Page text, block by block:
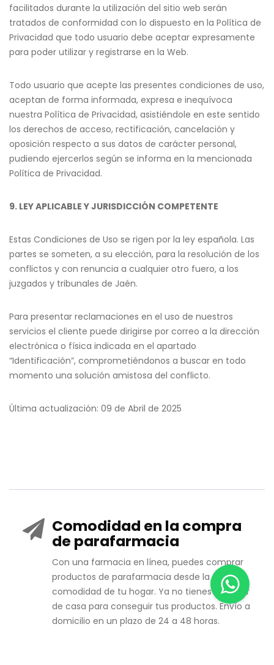
facilitados durante la utilización del sitio web serán
tratados de conformidad con lo dispuesto en la Política de
Privacidad que todo usuario debe aceptar expresamente
para poder utilizar y registrarse en la Web.
Todo usuario que acepte las presentes condiciones de uso,
aceptan de forma informada, expresa e inequívoca
nuestra Política de Privacidad, asistiéndole en este sentido
los derechos de acceso, rectificación, cancelación y
oposición respecto a sus datos de carácter personal,
pudiendo ejercerlos según se informa en la mencionada
Política de Privacidad.
9. LEY APLICABLE Y JURISDICCIÓN COMPETENTE
Estas Condiciones de Uso se rigen por la ley española. Las
partes se someten, a su elección, para la resolución de los
conflictos y con renuncia a cualquier otro fuero, a los
juzgados y tribunales de Jaén.
Para presentar reclamaciones en el uso de nuestros
servicios el cliente puede dirigirse por correo a la dirección
electrónica o física indicada en el apartado
“Identificación”, comprometiéndonos a buscar en todo
momento una solución amistosa del conflicto.
Última actualización: 09 de Abril de 2025
Comodidad en la compra
de parafarmacia
Con una farmacia en línea, puedes comprar
productos de parafarmacia desde la
comodidad de tu hogar. Ya no tienes que salir
de casa para conseguir tus productos. Envío a
domicilio en un plazo de 24 a 48 horas.